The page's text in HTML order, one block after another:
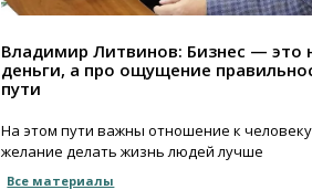
Владимир Литвинов: Бизнес — это
деньги, а про ощущение
пути
На этом пути важны отношение к
желание делать жизнь людей лучше
Все материалы